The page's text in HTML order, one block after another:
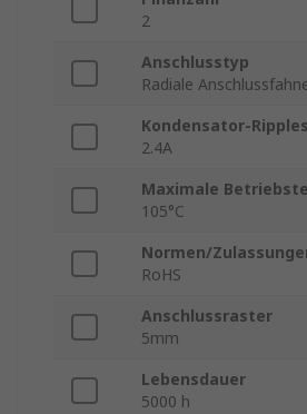
2
Anschlusstyp
Radiale
Kondensator-
2.4A
Maximale
105°C
Normen/
RoHS
Anschlussraster
5mm
Lebensdauer
5000 h